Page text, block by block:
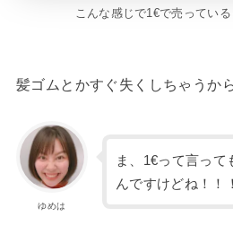
こんな感じで1€で売っている
髪ゴムとかすぐ失くしちゃうか
ゆめは
ま、1€って言って
んですけどね！！